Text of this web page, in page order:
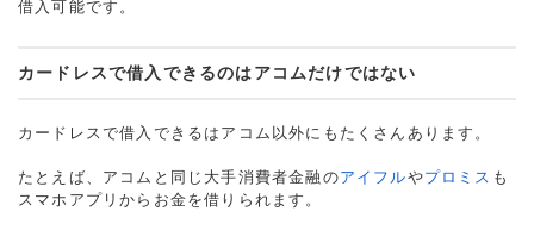
借入可能です。
カードレスで借入できるのはアコムだけではない
カードレスで借入できるはアコム以外にもたくさんあります。
たとえば、アコムと同じ大手消費者金融のアイフルやプロミス も
スマホアプリからお金を借りられます。